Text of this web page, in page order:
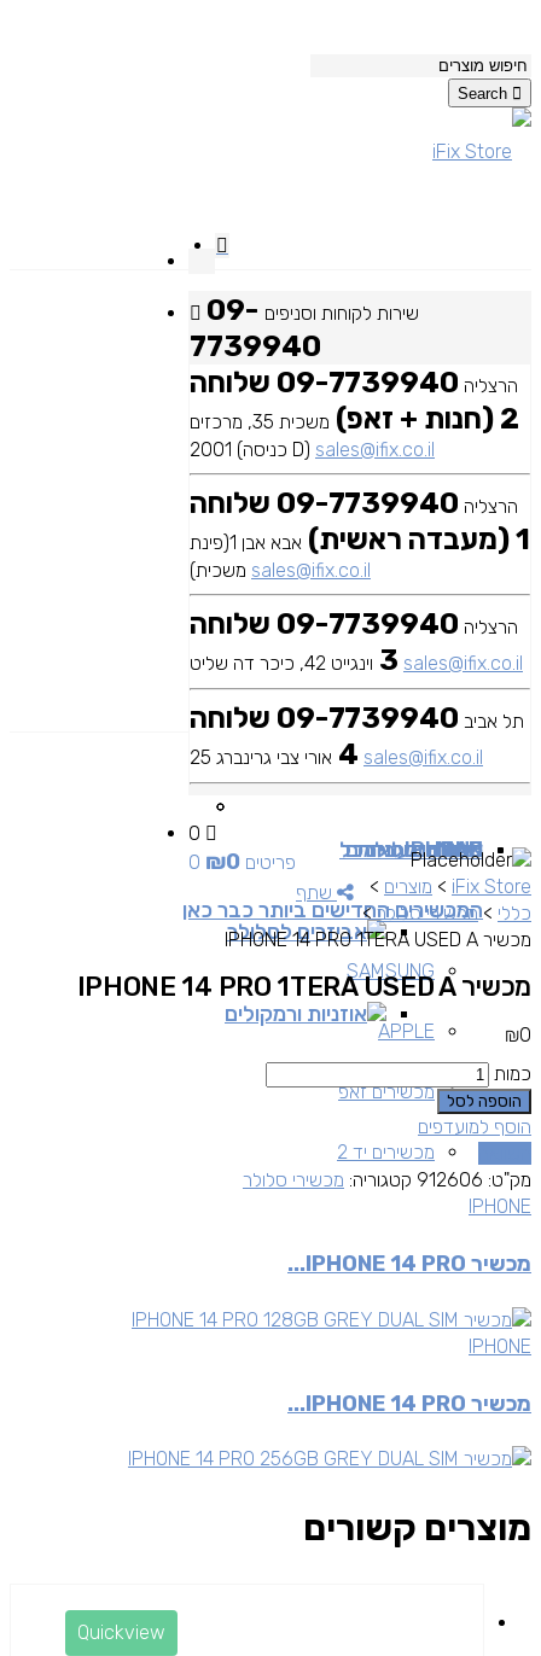
Search
שירות לקוחות וסניפים 09-
7739940
הרצליה
09-7739940 שלוחה
2 (חנות + זאפ)
משכית 35, מרכזים
2001 (כניסה D) sales@ifix.co.il
הרצליה
09-7739940 שלוחה
1 (מעבדה ראשית)
אבא אבן 1(פינת
משכית) sales@ifix.co.il
הרצליה
09-7739940 שלוחה
3 וינגייט 42, כיכר דה שליט sales@ifix.co.il
תל אביב
09-7739940 שלוחה
4 אורי צבי גרינברג 25 sales@ifix.co.il
0
0 פריטים
₪0 IPHONE
IPAD
MAC
אביזרים
אביזרים לסלולר
אוזניות ורמקולים
מכשירי סלולרכל
המכשירים החדישים ביותר כבר כאן
SAMSUNG
APPLE
מכשירים זאפ
מכשירים יד 2
שירותי מעבדה
כבלים ומתאמים
שתף iFix Store
> מוצרים >
כללי >מכשירי סלולר>
מכשיר IPHONE 14 PRO 1TERA USED A
מכשיר IPHONE 14 PRO 1TERA USED A
₪0
כמות
הוספה לסל
הוסף למועדפים
מק"ט: 912606 קטגוריה: מכשירי סלולר
IPHONE
מכשיר IPHONE 14 PRO...
IPHONE
מכשיר IPHONE 14 PRO...
מוצרים קשורים
Quickview